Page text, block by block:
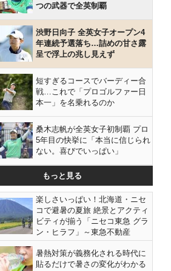
つの武器で全英制覇
渋野日向子 全英女子オープン4
年連続予選落ち…詰めの甘さ露
呈で浮上の兆し見えず
短すぎるコースでバーディー合
戦…これで「プロゴルファー日
本一」を名乗れるのか
桑木志帆が全英女子初制覇 プロ
5年目の快挙に「本当に信じられ
ない。喜びでいっぱい」
もっと見る
楽しさいっぱい！北海道・ニセ
コで避暑の夏旅 絶景とアクティ
ビティが揃う「ニセコ東急 グラ
ン・ヒラフ」～東急不動産
暑熱対策が義務化される時代に
貼るだけで暑さの変化がわかる